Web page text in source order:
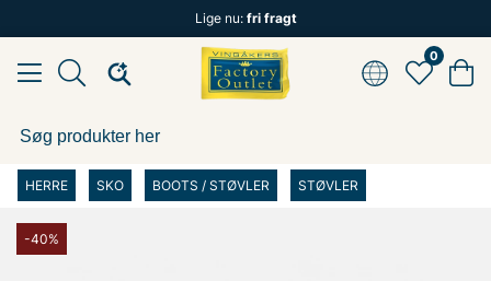
Lige nu: fri fragt
0
HERRE SKO BOOTS / STØVLER STØVLER
-40%